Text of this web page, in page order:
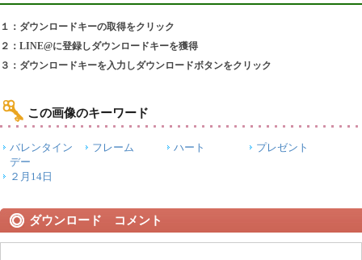
１：ダウンロードキーの取得をクリック
２：LINE@に登録しダウンロードキーを獲得
３：ダウンロードキーを入力しダウンロードボタンをクリック
この画像のキーワード
バレンタイン
デー
フレーム ハート プレゼント
２月14日
ダウンロード コメント